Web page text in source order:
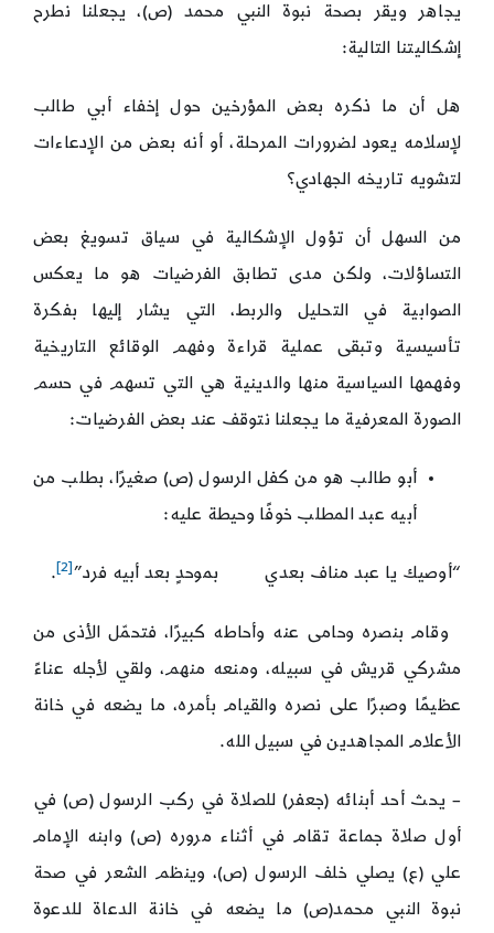
يجاهر ويقر بصحة نبوة النبي محمد (ص)، يجعلنا نطرح
إشكاليتنا التالية:
هل أن ما ذكره بعض المؤرخين حول إخفاء أبي طالب
لإسلامه يعود لضرورات المرحلة، أو أنه بعض من الإدعاءات
لتشويه تاريخه الجهادي؟
من السهل أن تؤول الإشكالية في سياق تسويغ بعض
التساؤلات، ولكن مدى تطابق الفرضيات هو ما يعكس
الصوابية في التحليل والربط، التي يشار إليها بفكرة
تأسيسية وتبقى عملية قراءة وفهم الوقائع التاريخية
وفهمها السياسية منها والدينية هي التي تسهم في حسم
الصورة المعرفية ما يجعلنا نتوقف عند بعض الفرضيات:
أبو طالب هو من كفل الرسول (ص) صغيرًا، بطلب من
أبيه عبد المطلب خوفًا وحيطة عليه:
“أوصيك يا عبد مناف بعدي بموحدٍ بعد أبيه فرد”[2]
.
وقام بنصره وحامى عنه وأحاطه كبيرًا، فتحمّل الأذى من
مشركي قريش في سبيله، ومنعه منهم، ولقي لأجله عناءً
عظيمًا وصبرًا على نصره والقيام بأمره، ما يضعه في خانة
الأعلام المجاهدين في سبيل الله.
– يحث أحد أبنائه (جعفر) للصلاة في ركب الرسول (ص) في
أول صلاة جماعة تقام في أثناء مروره (ص) وابنه الإمام
علي (ع) يصلي خلف الرسول (ص)، وينظم الشعر في صحة
نبوة النبي محمد(ص) ما يضعه في خانة الدعاة للدعوة